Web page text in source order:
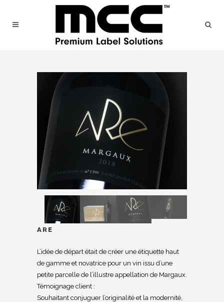
ARE
L’idée de départ était de créer une étiquette haut
de gamme et novatrice pour un vin issu d’une
petite parcelle de l’illustre appellation de Margaux.
Témoignage client :
Souhaitant conjuguer l’originalité et la modernité,